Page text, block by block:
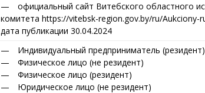
официальный сайт Витебского областного
комитета https://vitebsk-region.gov.by/ru/Aukciony-
дата публикации 30.04.2024
Индивидуальный предприниматель (резидент)
Физическое лицо (не резидент)
Физическое лицо (резидент)
Юридическое лицо (не резидент)